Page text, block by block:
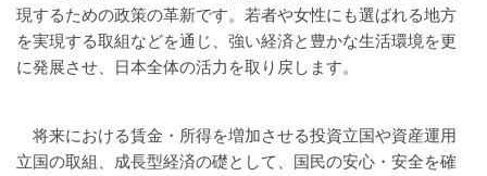
現するための政策の革新です。若者や女性にも選ばれる地方
を実現する取組などを通じ、強い経済と豊かな生活環境を更
に発展させ、日本全体の活力を取り戻します。
将来における賃金・所得を増加させる投資立国や資産運用
立国の取組、成長型経済の礎として、国民の安心・安全を確